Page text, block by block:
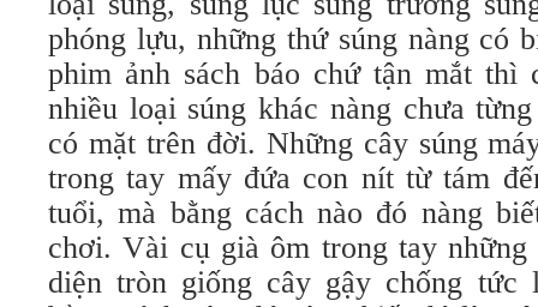
phóng lựu, những thứ súng nàng có
phim ảnh sách báo chứ tận mắt thì
nhiều loại súng khác nàng chưa
có mặt trên đời. Những cây súng
trong tay mấy đứa con nít từ tám
tuổi, mà bằng cách nào đó nàng
chơi. Vài cụ già ôm trong tay
diện tròn giống cây gậy chống tức